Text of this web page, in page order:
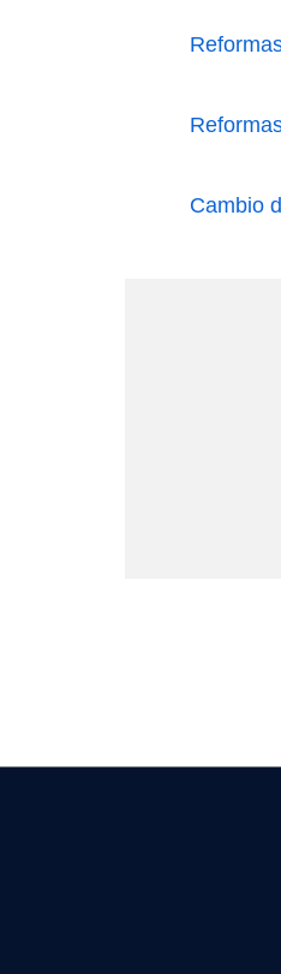
Cambio